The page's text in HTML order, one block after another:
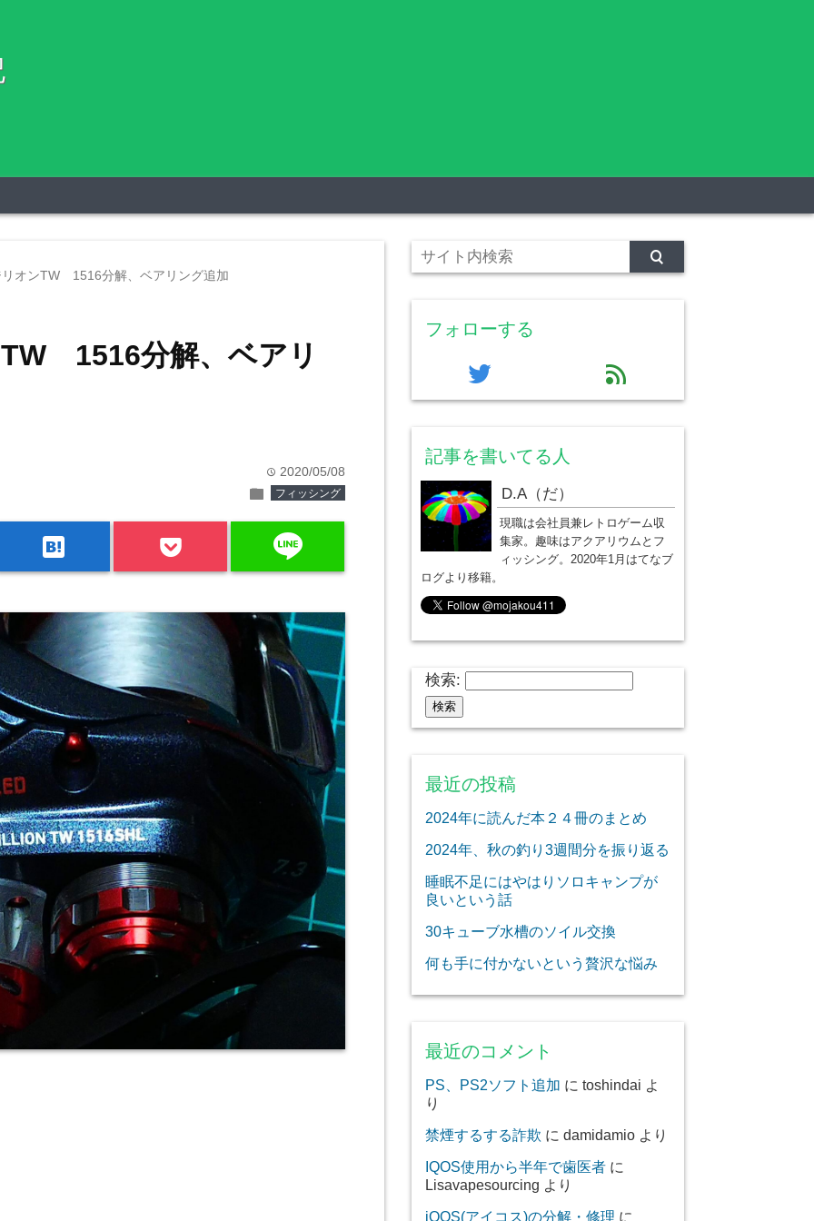
オンTW 1516分解、ベアリング追加
1516分解、ベアリ
time 2020/05/08
folder フィッシング
hatenabookmark line
フォローする
twitter feed
記事を書いてる人
D.A（だ）
現職は会社員兼レトロゲーム収
集家。趣味はアクアリウムとフ
ィッシング。2020年1月はてなブ
ログより移籍。
検索:
最近の投稿
2024年に読んだ本２４冊のまとめ
2024年、秋の釣り3週間分を振り返る
睡眠不足にはやはりソロキャンプが
良いという話
30キューブ水槽のソイル交換
何も手に付かないという贅沢な悩み
最近のコメント
PS、PS2ソフト追加 に toshindai よ
り
禁煙するする詐欺 に damidamio より
IQOS使用から半年で歯医者 に
Lisavapesourcing より
iQOS(アイコス)の分解・修理 に